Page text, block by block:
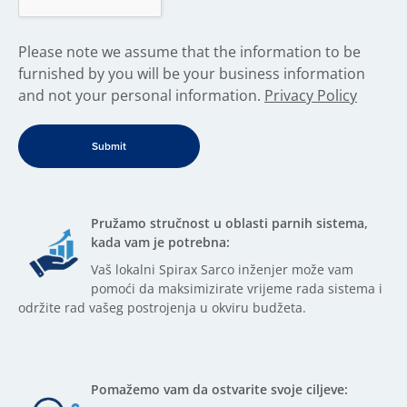
​Please note we assume that the information to be
furnished by you will be your business information
and not your personal information. Privacy Policy
Pružamo stručnost u oblasti parnih sistema,
kada vam je potrebna:
Vaš lokalni Spirax Sarco inženjer može vam
pomoći da maksimizirate vrijeme rada sistema i
održite rad vašeg postrojenja u okviru budžeta.
Pomažemo vam da ostvarite svoje ciljeve: